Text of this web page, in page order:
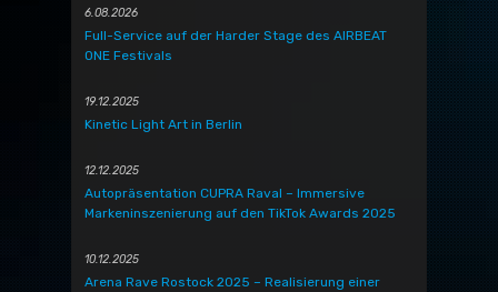
6.08.2026
Full-Service auf der Harder Stage des AIRBEAT
ONE Festivals
19.12.2025
Kinetic Light Art in Berlin
12.12.2025
Autopräsentation CUPRA Raval – Immersive
Markeninszenierung auf den TikTok Awards 2025
10.12.2025
Arena Rave Rostock 2025 – Realisierung einer